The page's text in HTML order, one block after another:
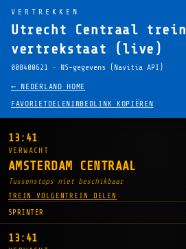
VERTREKKEN
Utrecht Centraal trein
vertrekstaat (live)
008400621 · NS-gegevens (Navitia API)
← NEDERLAND HOME
FAVORIET DELEN INBEDLINK KOPIËREN
13:41
VERWACHT
AMSTERDAM CENTRAAL
Tussenstops niet beschikbaar
TREIN VOLGENTREIN DELEN
SPRINTER
13:41